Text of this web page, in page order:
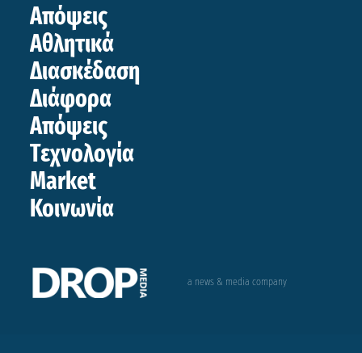
Απόψεις
Αθλητικά
Διασκέδαση
Διάφορα
Απόψεις
Τεχνολογία
Market
Κοινωνία
a news & media company